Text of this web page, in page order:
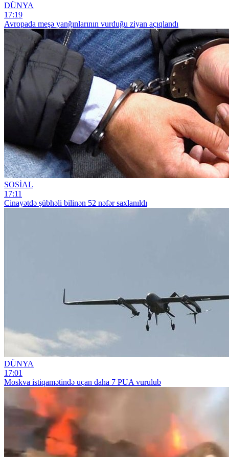
DÜNYA
17:19
Avropada meşə yanğınlarının vurduğu ziyan açıqlandı
SOSİAL
17:11
Cinayətdə şübhəli bilinən 52 nəfər saxlanıldı
DÜNYA
17:01
Moskva istiqamətində uçan daha 7 PUA vurulub